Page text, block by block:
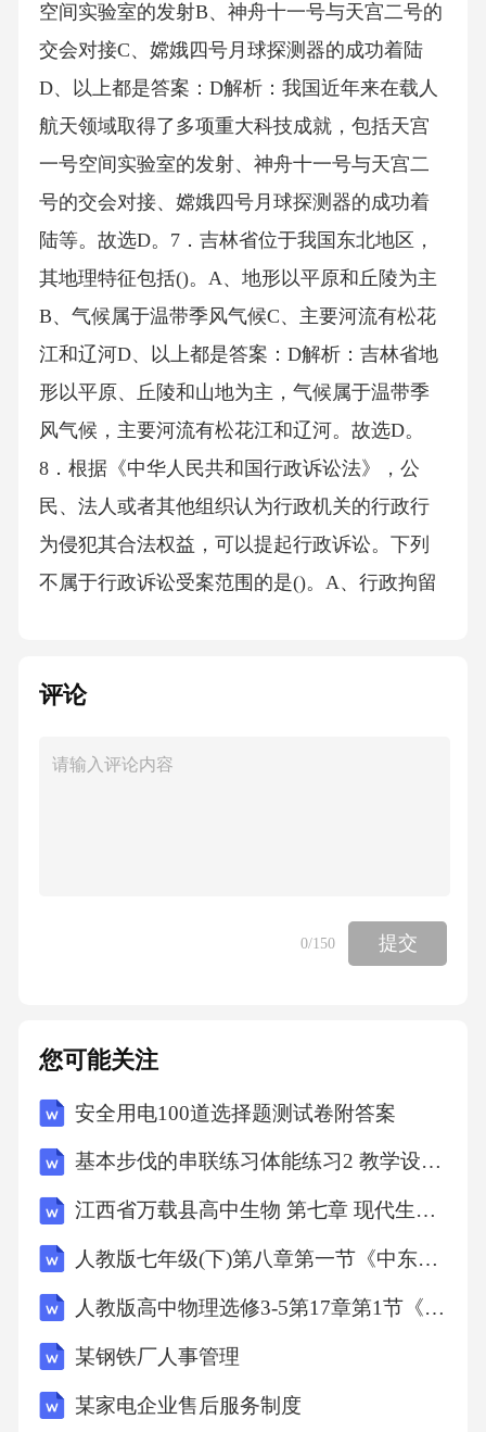
空间实验室的发射B、神舟十一号与天宫二号的
交会对接C、嫦娥四号月球探测器的成功着陆
D、以上都是答案：D解析：我国近年来在载人
航天领域取得了多项重大科技成就，包括天宫
一号空间实验室的发射、神舟十一号与天宫二
号的交会对接、嫦娥四号月球探测器的成功着
陆等。故选D。7．吉林省位于我国东北地区，
其地理特征包括()。A、地形以平原和丘陵为主
B、气候属于温带季风气候C、主要河流有松花
江和辽河D、以上都是答案：D解析：吉林省地
形以平原、丘陵和山地为主，气候属于温带季
风气候，主要河流有松花江和辽河。故选D。
8．根据《中华人民共和国行政诉讼法》，公
民、法人或者其他组织认为行政机关的行政行
为侵犯其合法权益，可以提起行政诉讼。下列
不属于行政诉讼受案范围的是()。A、行政拘留
《中华人民共和国行政诉讼法》，公民、法人
合法权益，可以提起行政诉讼。行政诉讼的受
9．某作家的一部小说以20世纪初的中国社会为
背景，描写了主人公在军阀混战、社会动荡中
案：B解析：20世纪初的中国社会正处于军阀混
战、社会动荡的时期，这一时期的文学作品大
多反映了当时的社会现实和人民生活，属于现
出租给乙使用，乙在使用过程中擅自将房屋进
行改造，甲得知后要求乙恢复原状。根据合同
常识，乙的行为违反了()。A、公平原则B、诚
信原则C、自愿原则D、平等原则答案：B解
进行改造，违反了诚信原则。诚信原则要求当
评论
0/150 提交
您可能关注
安全用电100道选择题测试卷附答案
基本步伐的串联练习体能练习2 教学设计-2025-2026学年高一上学期体育与健康人教版必修第一册
江西省万载县高中生物 第七章 现代生物进化理论 7.2.1 现代生物进化理论的主要内容教案 新人教版必修2
人教版七年级(下)第八章第一节《中东》教学设计
人教版高中物理选修3-5第17章第1节《能量量子化》教学设计
某钢铁厂人事管理
某家电企业售后服务制度